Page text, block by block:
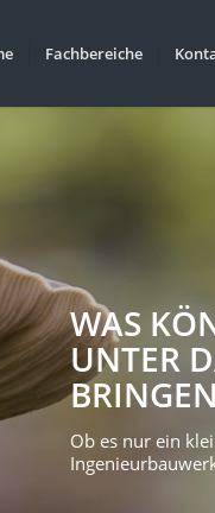
Fachbereiche
WAS
UNTER
Ob es nur ein